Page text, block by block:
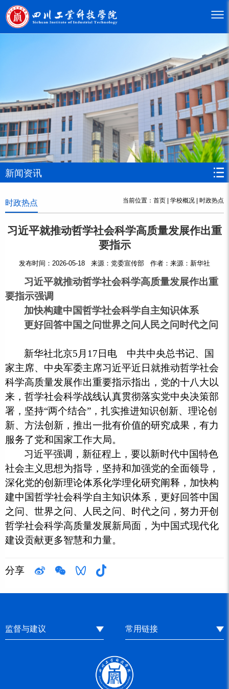
新闻资讯
时政热点 当前位置： 首页 | 学校概况 | 时政热点
习近平就推动哲学社会科学高质量发展作出重
要指示
发布时间：2026-05-18 来源：党委宣传部 作者：来源：新华社
习近平就推动哲学社会科学高质量发展作出重
要指示强调
加快构建中国哲学社会科学自主知识体系
更好回答中国之问世界之问人民之问时代之问
新华社北京5月17日电 中共中央总书记、国
家主席、中央军委主席习近平近日就推动哲学社会
科学高质量发展作出重要指示指出，党的十八大以
来，哲学社会科学战线认真贯彻落实党中央决策部
署，坚持“两个结合”，扎实推进知识创新、理论创
新、方法创新，推出一批有价值的研究成果，有力
服务了党和国家工作大局。
习近平强调，新征程上，要以新时代中国特色
社会主义思想为指导，坚持和加强党的全面领导，
深化党的创新理论体系化学理化研究阐释，加快构
建中国哲学社会科学自主知识体系，更好回答中国
之问、世界之问、人民之问、时代之问，努力开创
哲学社会科学高质量发展新局面，为中国式现代化
建设贡献更多智慧和力量。
分享
监督与建议 常用链接